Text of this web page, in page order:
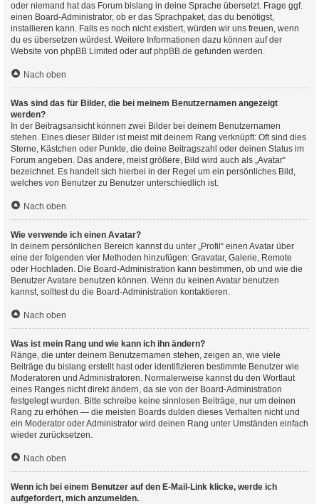
oder niemand hat das Forum bislang in deine Sprache übersetzt. Frage ggf.
einen Board-Administrator, ob er das Sprachpaket, das du benötigst,
installieren kann. Falls es noch nicht existiert, würden wir uns freuen, wenn
du es übersetzen würdest. Weitere Informationen dazu können auf der
Website von phpBB Limited oder aufphpBB.de gefunden werden.
Nach oben
Was sind das für Bilder, die bei meinem Benutzernamen angezeigt
werden?
In der Beitragsansicht können zwei Bilder bei deinem Benutzernamen
stehen. Eines dieser Bilder ist meist mit deinem Rang verknüpft: Oft sind dies
Sterne, Kästchen oder Punkte, die deine Beitragszahl oder deinen Status im
Forum angeben. Das andere, meist größere, Bild wird auch als „Avatar“
bezeichnet. Es handelt sich hierbei in der Regel um ein persönliches Bild,
welches von Benutzer zu Benutzer unterschiedlich ist.
Nach oben
Wie verwende ich einen Avatar?
In deinem persönlichen Bereich kannst du unter „Profil“ einen Avatar über
eine der folgenden vier Methoden hinzufügen: Gravatar, Galerie, Remote
oder Hochladen. Die Board-Administration kann bestimmen, ob und wie die
Benutzer Avatare benutzen können. Wenn du keinen Avatar benutzen
kannst, solltest du die Board-Administration kontaktieren.
Nach oben
Was ist mein Rang und wie kann ich ihn ändern?
Ränge, die unter deinem Benutzernamen stehen, zeigen an, wie viele
Beiträge du bislang erstellt hast oder identifizieren bestimmte Benutzer wie
Moderatoren und Administratoren. Normalerweise kannst du den Wortlaut
eines Ranges nicht direkt ändern, da sie von der Board-Administration
festgelegt wurden. Bitte schreibe keine sinnlosen Beiträge, nur um deinen
Rang zu erhöhen — die meisten Boards dulden dieses Verhalten nicht und
ein Moderator oder Administrator wird deinen Rang unter Umständen einfach
wieder zurücksetzen.
Nach oben
Wenn ich bei einem Benutzer auf den E-Mail-Link klicke, werde ich
aufgefordert, mich anzumelden.